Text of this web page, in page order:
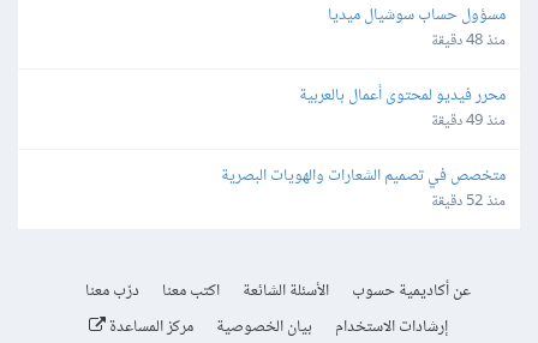
مسؤول حساب سوشيال ميديا
منذ 48 دقيقة
محرر فيديو لمحتوى أعمال بالعربية
منذ 49 دقيقة
متخصص في تصميم الشعارات والهويات البصرية
منذ 52 دقيقة
عن أكاديمية حسوب الأسئلة الشائعة اكتب معنا
درّب معنا
إرشادات الاستخدام
بيان الخصوصية مركز المساعدة